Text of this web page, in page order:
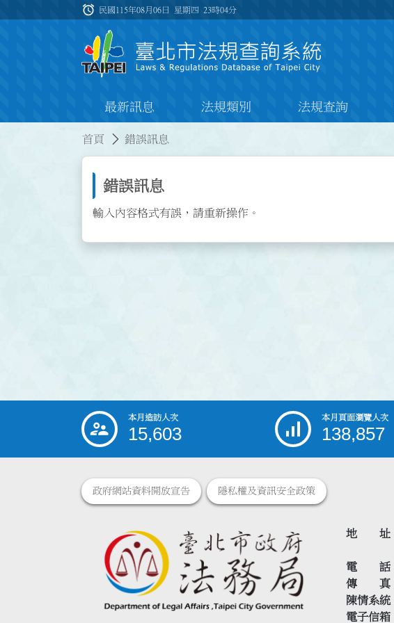
:::
alarm 民國115年08月06日 星期四23時04分
最新訊息 法規類別 法規查詢
首頁 錯誤訊息
錯誤訊息
輸入內容格式有誤，請重新操作。
::: 本月造訪人次
15,603
本月頁面瀏覽人次
138,857
政府網站資料開放宣告 隱私權及資訊安全政策
地 址
電 話
傳 真
陳情系統
電子信箱